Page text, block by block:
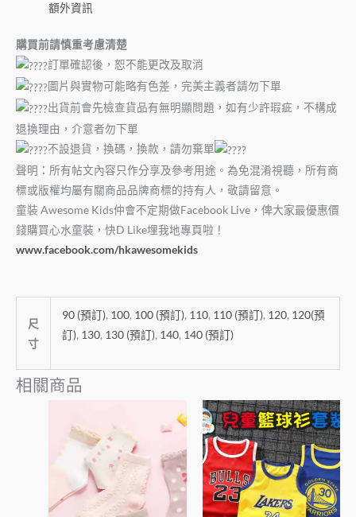
額外資訊
購買前請慎重考慮清楚
訂單確認後，恕不能更改及取消
圖片與實物可能略有色差，完美主義者請勿下單
出貨前會先檢查貨品有無明顯問題，如有少許瑕疵，不構成
退換理由，介意者勿下單
不設退貨，換碼，換款，請勿棄單
聲明：所有帖文內容只作分享及參考用途。為免混淆視聽，所有商
標或版權均屬有關商品品牌商標的持有人，敬請留意。
童裝 Awesome Kids仲會不定期做Facebook Live ，俾大家最優惠價
錢購買心水童裝，快D Like埋我地專頁啦！
www.facebook.com/hkawesomekids
尺
寸
90 (預訂), 100, 100 (預訂), 110, 110 (預訂), 120, 120(預
訂), 130, 130 (預訂), 140, 140 (預訂)
相關商品
產
有
多
種
此
產
品
有
多
種